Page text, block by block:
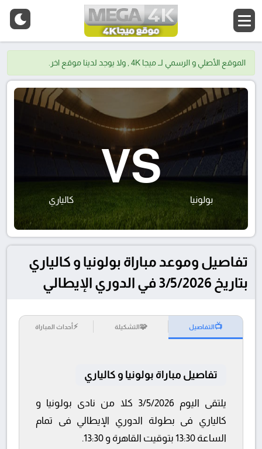
الموقع الأصلي و الرسمي لــ ميجا 4K , ولا يوجد لدينا موقع اخر.
بولونيا
VS
كالياري
تفاصيل وموعد مباراة بولونيا و كالياري
بتاريخ 3/5/2026 في الدوري الإيطالي
📺التفاصيل 🧩التشكيلة ⚡أحداث المباراة
تفاصيل مباراة بولونيا و كالياري
يلتقى اليوم 3/5/2026 كلا من نادى بولونيا و
كالياري فى بطولة الدوري الإيطالي فى تمام
الساعة 13:30 بتوقيت القاهرة و 13:30.